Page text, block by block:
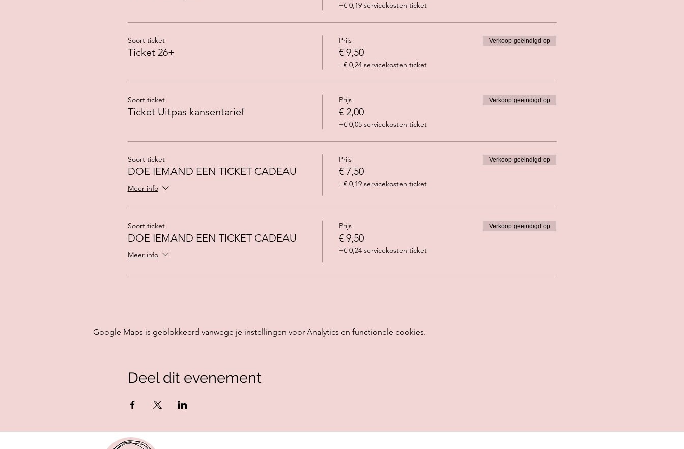
COVID-19: Sofie geeft deze workshop aan max. 4 deelnemers. Graag mondmasker aandoen en handen ontsmetten bij
het binnenkomen.
+€ 0,19 servicekosten ticket
Soort ticket
Ticket 26+
Prijs
€ 9,50
+€ 0,24 servicekosten ticket
Verkoop geëindigd op
Soort ticket
Ticket Uitpas kansentarief
Prijs
€ 2,00
+€ 0,05 servicekosten ticket
Verkoop geëindigd op
Soort ticket
DOE IEMAND EEN TICKET CADEAU
Meer info
Prijs
€ 7,50
+€ 0,19 servicekosten ticket
Verkoop geëindigd op
Soort ticket
DOE IEMAND EEN TICKET CADEAU
Meer info
Prijs
€ 9,50
+€ 0,24 servicekosten ticket
Verkoop geëindigd op
Google Maps is geblokkeerd vanwege je instellingen voor Analytics en functionele cookies.
Deel dit evenement